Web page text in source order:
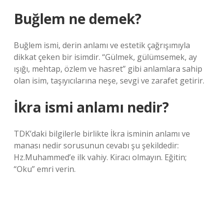
Buğlem ne demek?
Buğlem ismi, derin anlamı ve estetik çağrışımıyla
dikkat çeken bir isimdir. “Gülmek, gülümsemek, ay
ışığı, mehtap, özlem ve hasret” gibi anlamlara sahip
olan isim, taşıyıcılarına neşe, sevgi ve zarafet getirir.
İkra ismi anlamı nedir?
TDK’daki bilgilerle birlikte İkra isminin anlamı ve
manası nedir sorusunun cevabı şu şekildedir:
Hz.Muhammed’e ilk vahiy. Kiracı olmayın. Eğitin;
“Oku” emri verin.